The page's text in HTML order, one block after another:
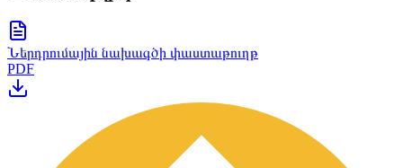
Ներդրումային նախագծի փաստաթուղթ
PDF